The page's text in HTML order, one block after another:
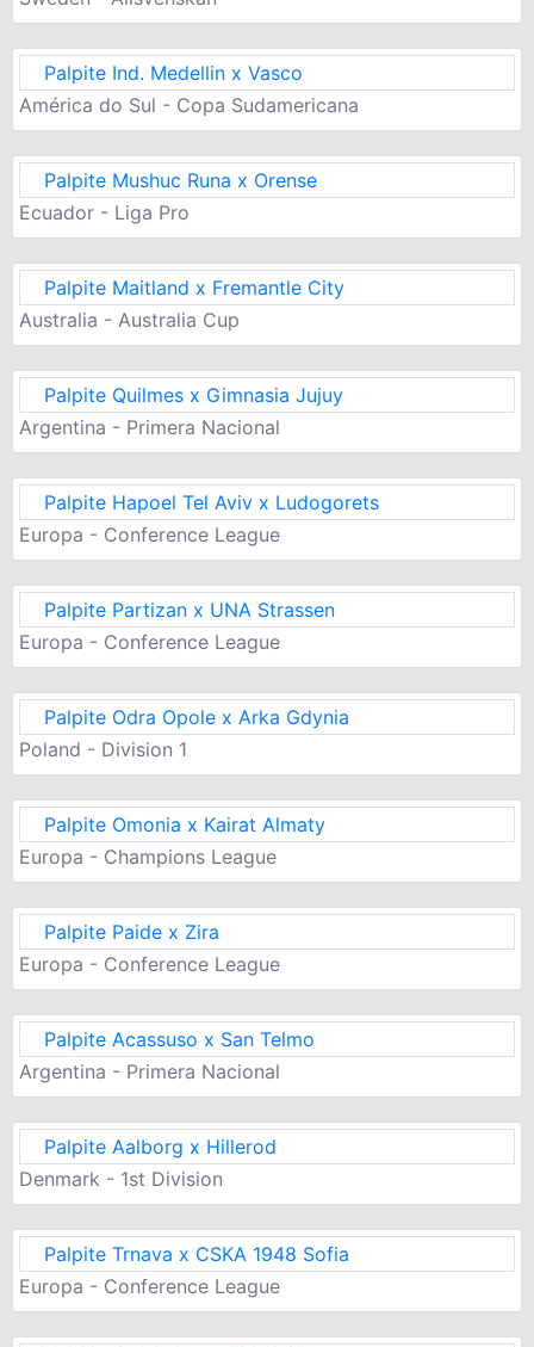
Palpite Ind. Medellin x Vasco
América do Sul - Copa Sudamericana
Palpite Mushuc Runa x Orense
Ecuador - Liga Pro
Palpite Maitland x Fremantle City
Australia - Australia Cup
Palpite Quilmes x Gimnasia Jujuy
Argentina - Primera Nacional
Palpite Hapoel Tel Aviv x Ludogorets
Europa - Conference League
Palpite Partizan x UNA Strassen
Europa - Conference League
Palpite Odra Opole x Arka Gdynia
Poland - Division 1
Palpite Omonia x Kairat Almaty
Europa - Champions League
Palpite Paide x Zira
Europa - Conference League
Palpite Acassuso x San Telmo
Argentina - Primera Nacional
Palpite Aalborg x Hillerod
Denmark - 1st Division
Palpite Trnava x CSKA 1948 Sofia
Europa - Conference League